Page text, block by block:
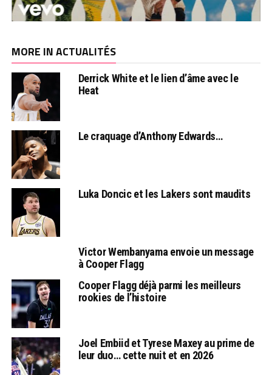
MORE IN ACTUALITÉS
Derrick White et le lien d’âme avec le
Heat
Le craquage d’Anthony Edwards…
Luka Doncic et les Lakers sont maudits
Victor Wembanyama envoie un message
à Cooper Flagg
Cooper Flagg déjà parmi les meilleurs
rookies de l’histoire
Joel Embiid et Tyrese Maxey au prime de
leur duo… cette nuit et en 2026